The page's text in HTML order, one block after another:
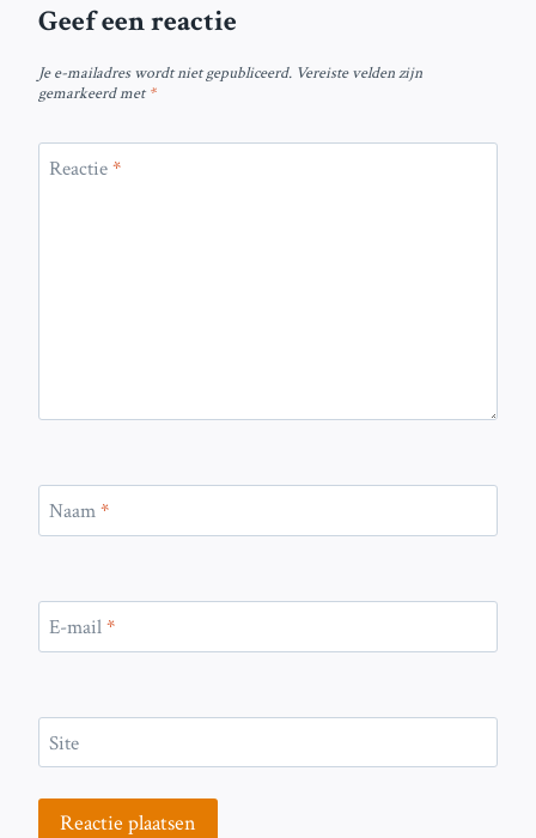
Geef een reactie
Je e-mailadres wordt niet gepubliceerd. Vereiste velden zijn
gemarkeerd met*
Reactie*
Naam*
E-mail*
Site